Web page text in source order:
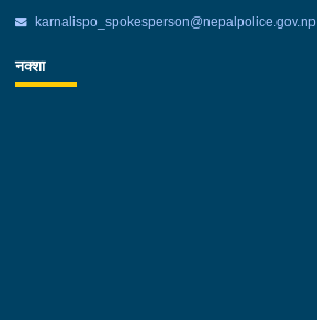
karnalispo_spokesperson@nepalpolice.gov.np
नक्शा